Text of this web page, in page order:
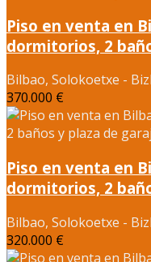
Piso en venta en
dormitorios, 2
Bilbao, Solokoetxe -
370.000 €
Piso en venta en
dormitorios, 2
Bilbao, Solokoetxe -
320.000 €